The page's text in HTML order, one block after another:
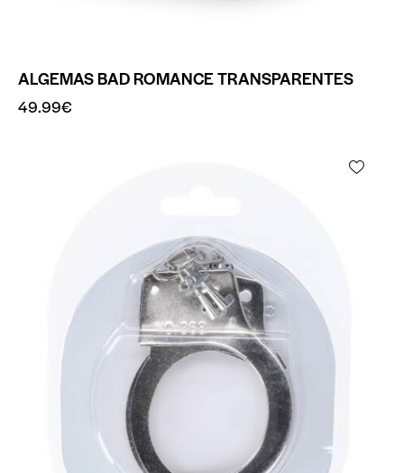
ALGEMAS BAD ROMANCE TRANSPARENTES
49.99€